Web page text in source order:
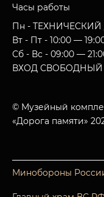
Часы работы
Пн -
Вт - Пт - 10:00 —
Сб - Вс - 09:00 —
ВХОД СВОБОДНЫЙ
© Музейный
«Дорога памяти»
Минобороны